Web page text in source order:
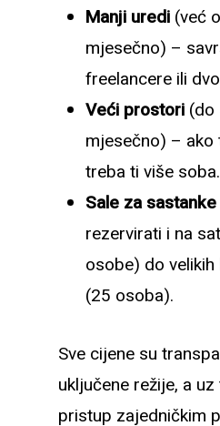
Manji uredi (već
mjesečno) –
freelancere ili
Veći prostori (do
mjesečno) –
treba ti više soba.
Sale za sastanke
rezervirati i na
osobe) do
(25 osoba).
Sve cijene su
uključene režije, a
pristup zajedničkim